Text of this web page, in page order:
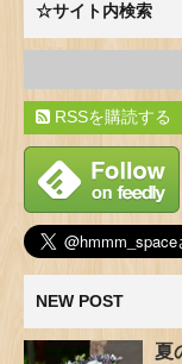
☆サイト内検索
RSSを購読する
NEW POST
夏